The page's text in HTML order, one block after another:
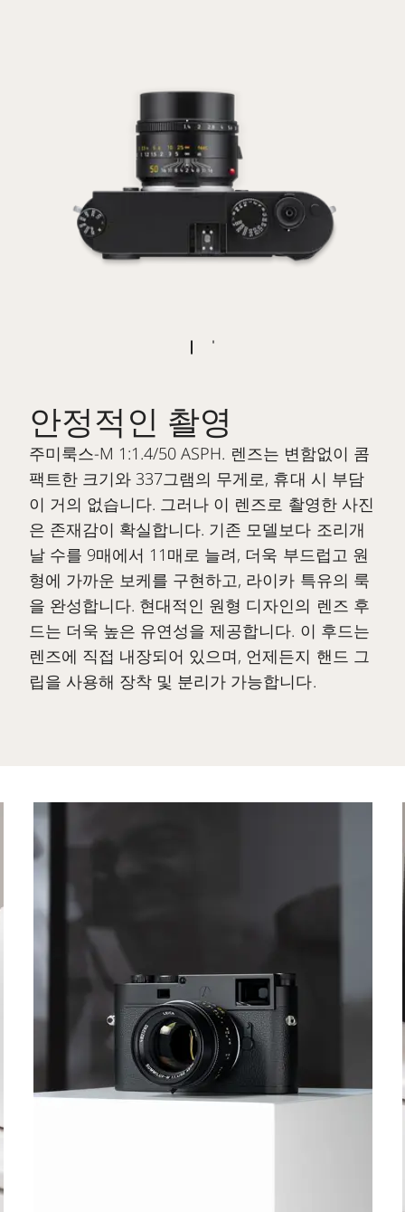
안정적인 촬영
주미룩스-M 1:1.4/50 ASPH. 렌즈는 변함없이 콤
팩트한 크기와 337그램의 무게로, 휴대 시 부담
이 거의 없습니다. 그러나 이 렌즈로 촬영한 사진
은 존재감이 확실합니다. 기존 모델보다 조리개
날 수를 9매에서 11매로 늘려, 더욱 부드럽고 원
형에 가까운 보케를 구현하고, 라이카 특유의 룩
을 완성합니다. 현대적인 원형 디자인의 렌즈 후
드는 더욱 높은 유연성을 제공합니다. 이 후드는
렌즈에 직접 내장되어 있으며, 언제든지 핸드 그
립을 사용해 장착 및 분리가 가능합니다.